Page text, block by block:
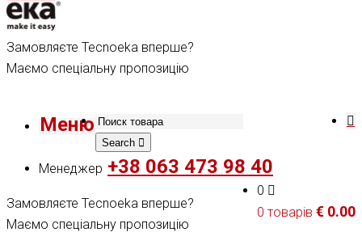
Замовляєте Tecnoeka вперше?
Маємо спеціальну пропозицію
Меню
Search
Менеджер +38 063 473 98 40
0
0 товарів € 0.00
Замовляєте Tecnoeka вперше?
Маємо спеціальну пропозицію